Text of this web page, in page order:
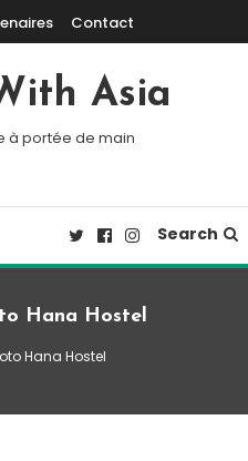
Contact
Asia
à portée de main
Search
Hana Hostel
Hana Hostel